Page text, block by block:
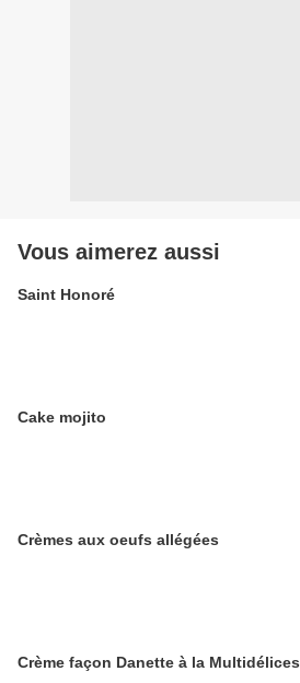
Vous aimerez aussi
Saint Honoré
Cake mojito
Crèmes aux oeufs allégées
Crème façon Danette à la Multidélices